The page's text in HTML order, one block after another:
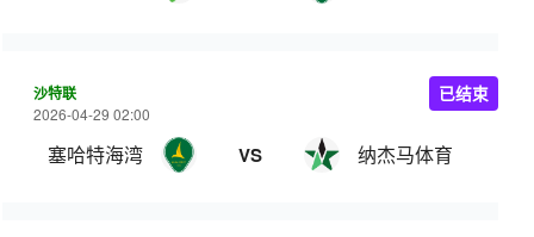
沙特联
2026-04-29 02:00
塞哈特海湾 VS 纳杰马体育
已结束